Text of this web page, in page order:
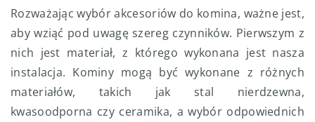
Rozważając wybór akcesoriów do komina, ważne jest,
aby wziąć pod uwagę szereg czynników. Pierwszym z
nich jest materiał, z którego wykonana jest nasza
instalacja. Kominy mogą być wykonane z różnych
materiałów, takich jak stal nierdzewna,
kwasoodporna czy ceramika, a wybór odpowiednich